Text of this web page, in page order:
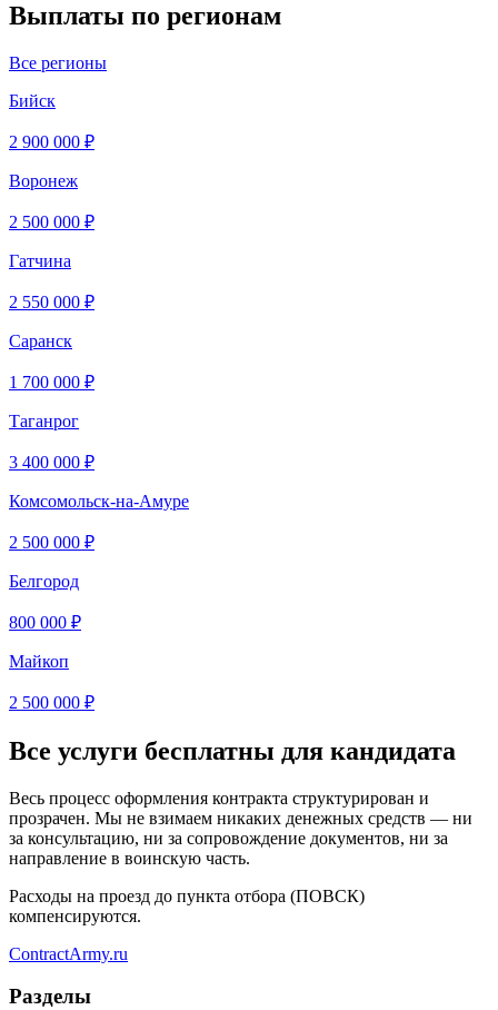
Выплаты по регионам
Все регионы
Бийск
2 900 000 ₽
Воронеж
2 500 000 ₽
Гатчина
2 550 000 ₽
Саранск
1 700 000 ₽
Таганрог
3 400 000 ₽
Комсомольск-на-Амуре
2 500 000 ₽
Белгород
800 000 ₽
Майкоп
2 500 000 ₽
Все услуги бесплатны для кандидата
Весь процесс оформления контракта структурирован и
прозрачен. Мы не взимаем никаких денежных средств — ни
за консультацию, ни за сопровождение документов, ни за
направление в воинскую часть.
Расходы на проезд до пункта отбора (ПОВСК)
компенсируются.
ContractArmy.ru
Разделы